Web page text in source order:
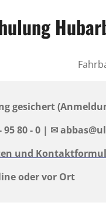
gesichert
- 95 80 - 0 | ✉
und
oder vor Ort